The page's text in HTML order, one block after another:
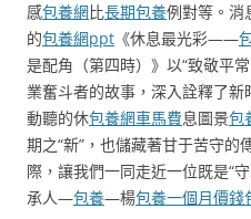
感包養網比長期包養例對等。消
的包養網ppt 《休息最光彩——
是配角（第四時）》以“致敬平
業奮斗者的故事，深入詮釋了
動聽的休包養網車馬費息圖景包
期之“新”，也儲藏著甘于苦守的
際，讓我們一同走近一位既是“
承人—包養—楊包養一個月價錢